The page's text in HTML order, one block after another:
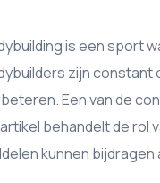
is een sport
zijn constant
Een van de
behandelt de rol
kunnen